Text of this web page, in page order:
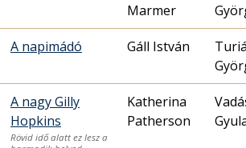
Marmer
A napimádó Gáll István
A nagy Gilly
Hopkins
Rövid idő alatt ez lesz a
Katherina
Patherson